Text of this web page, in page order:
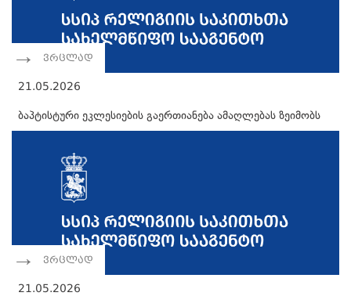
ვრცლად
21.05.2026
ბაპტისტური ეკლესიების გაერთიანება ამაღლებას ზეიმობს
ვრცლად
21.05.2026